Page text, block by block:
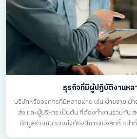
ธุรกิจที่มีผู้ปฏิบัติงานหล
บริษัทหรือองค์กรที่มีหลายฝ่าย เช่น ฝ่ายขาย
ส่ง และผู้บริหาร เป็นต้น ที่ต้องทำงานร่วมกัน
ข้อมูลร่วมกัน รวมถึงต้องมีการแบ่งสิทธิ์ หน้า